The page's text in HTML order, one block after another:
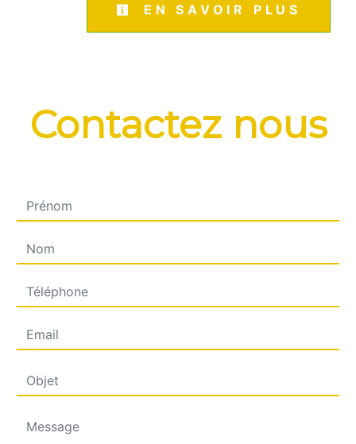
EN SAVOIR PLUS
Contactez nous